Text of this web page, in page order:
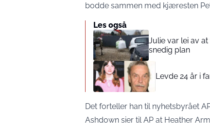
bodde sammen med kjæresten
Les også
Julie var lei av
snedig plan
Levde 24 år i
Det forteller han til nyhetsbyrået
Ashdown sier til AP at Heather